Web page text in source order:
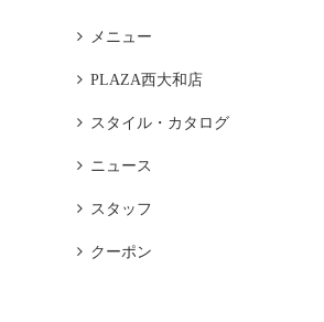
 メニュー
 PLAZA西大和店
 スタイル・カタログ
 ニュース
 スタッフ
 クーポン